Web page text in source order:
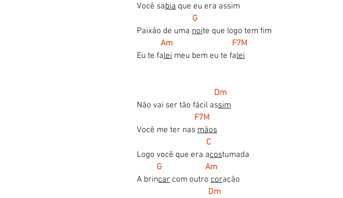
Você sabia que eu era assim
G
Paixão de uma noite que logo tem fim
  Am                              F7M
Eu te falei meu bem eu te falei
  Dm
Não vai ser tão fácil assim
F7M
Você me ter nas mãos
C
Logo você que era acostumada
      G                      Am
A brincar com outro coração
Dm